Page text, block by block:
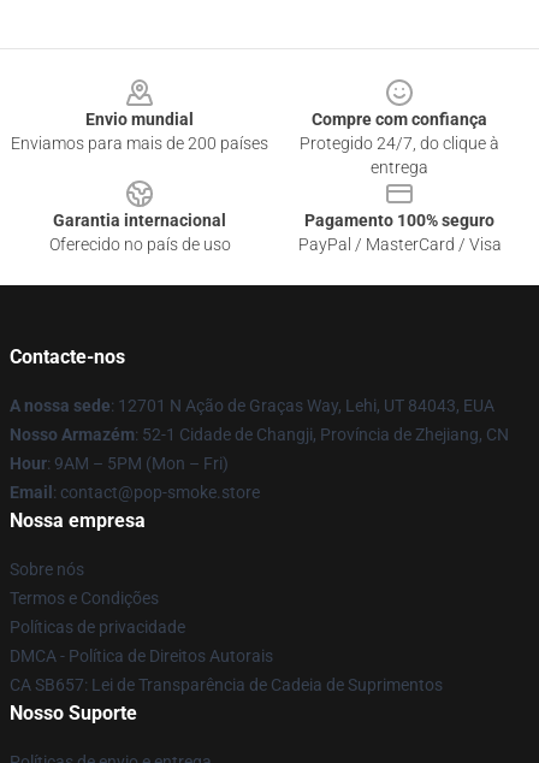
Envio mundial
Enviamos para mais de 200 países
Compre com confiança
Protegido 24/7, do clique à
entrega
Garantia internacional
Oferecido no país de uso
Pagamento 100% seguro
PayPal / MasterCard / Visa
Contacte-nos
A nossa sede: 12701 N Ação de Graças Way, Lehi, UT 84043, EUA
Nosso Armazém: 52-1 Cidade de Changji, Província de Zhejiang, CN
Hour: 9AM – 5PM (Mon – Fri)
Email : contact@pop-smoke.store
Nossa empresa
Sobre nós
Termos e Condições
Políticas de privacidade
DMCA - Política de Direitos Autorais
CA SB657: Lei de Transparência de Cadeia de Suprimentos
Nosso Suporte